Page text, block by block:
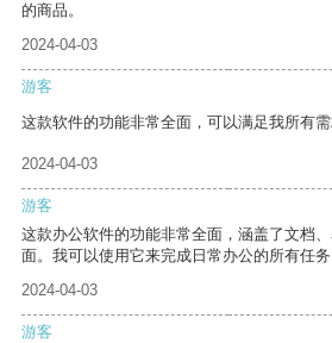
的商品。
2024-04-03
游客
这款软件的功能非常全面，可以满足我所有需
2024-04-03
游客
这款办公软件的功能非常全面，涵盖了文档
面。我可以使用它来完成日常办公的所有任务
2024-04-03
游客